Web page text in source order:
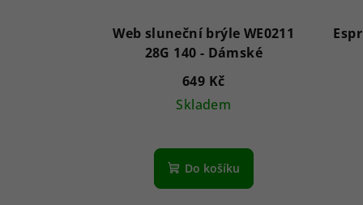
Web sluneční brýle WE0211
28G 140 - Dámské
649 Kč
Skladem
Do košíku